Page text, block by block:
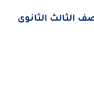
الثالث الثانوى